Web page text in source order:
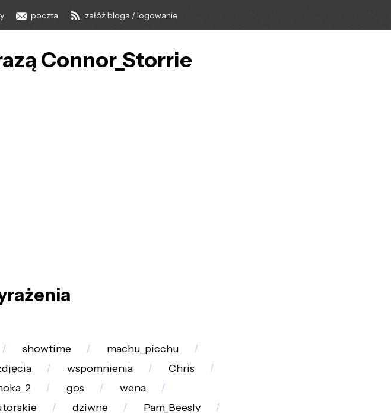
poczta załóż bloga / logowanie
Connor_Storrie
showtime
machu_picchu
wspomnienia
Chris
gos
wena
dziwne
Pam_Beesly